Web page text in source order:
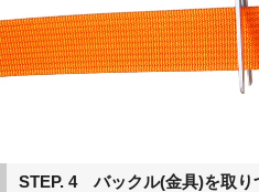
STEP. 4 バックル(金具)を取り